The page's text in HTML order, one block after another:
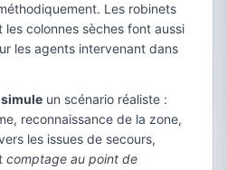
Les robinets
les colonnes sèches font aussi
les agents intervenant dans
un scénario réaliste :
reconnaissance de la zone,
les issues de secours,
comptage au point de